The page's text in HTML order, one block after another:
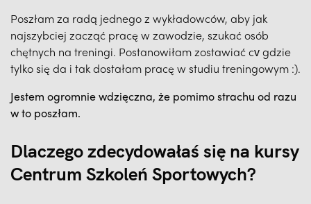
Poszłam za radą jednego z wykładowców, aby jak
najszybciej zacząć pracę w zawodzie, szukać osób
chętnych na treningi. Postanowiłam zostawiać cv gdzie
tylko się da i tak dostałam pracę w studiu treningowym :).
Jestem ogromnie wdzięczna, że pomimo strachu od razu
w to poszłam.
Dlaczego zdecydowałaś się na kursy
Centrum Szkoleń Sportowych?